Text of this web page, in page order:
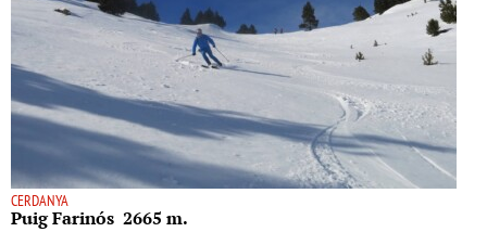
CERDANYA
Puig Farinós 2665 m.